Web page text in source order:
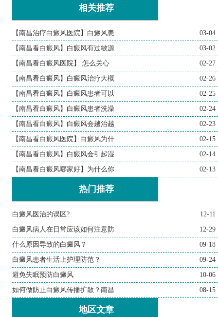
相关推荐
【南昌治疗白癜风医院】白癜风患 03-04
【南昌看白癜风】白癜风有过敏源 03-02
【南昌看白癜风医院】 怎么关心 02-27
【南昌看白癜风】白癜风治疗大概 02-26
【南昌看白癜风】白癜风患者可以 02-25
【南昌看白癜风】白癜风患者洗澡 02-24
【南昌看白癜风】白癜风会越治越 02-23
【南昌看白癜风医院】白癜风为什 02-15
【南昌看白癜风】白癜风会引起湿 02-14
【南昌看白癜风哪家好】为什么你 02-13
热门推荐
白癜风医治的误区? 12-11
白癜风病人在日常应该如何注意防 12-29
什么原因导致的白癜风？ 09-18
白癜风患者生活上护理防范？ 09-24
避免失眠预防白癜风 10-06
如何做防止白癜风传播扩散？南昌 08-15
地区文章